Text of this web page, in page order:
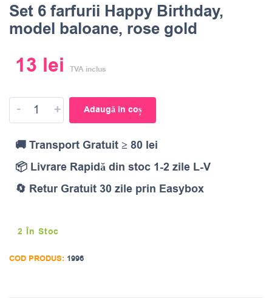
Set 6 farfurii Happy Birthday,
model baloane, rose gold
13 lei TVA inclus
- + Adaugă în coș
🚚 Transport Gratuit ≥ 80 lei
📦 Livrare Rapidă din stoc 1-2 zile L-V
🔄 Retur Gratuit 30 zile prin Easybox
2 În Stoc
COD PRODUS: 1996